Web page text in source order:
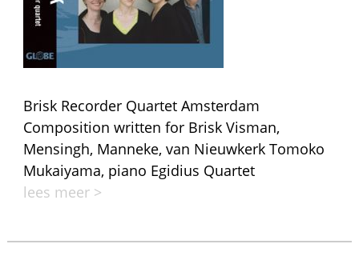
Brisk Recorder Quartet Amsterdam
Composition written for Brisk Visman,
Mensingh, Manneke, van Nieuwkerk Tomoko
Mukaiyama, piano Egidius Quartet
lees meer >